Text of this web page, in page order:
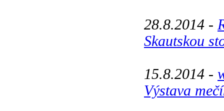
28.8.2014 -
Skautskou
15.8.2014 -
Výstava